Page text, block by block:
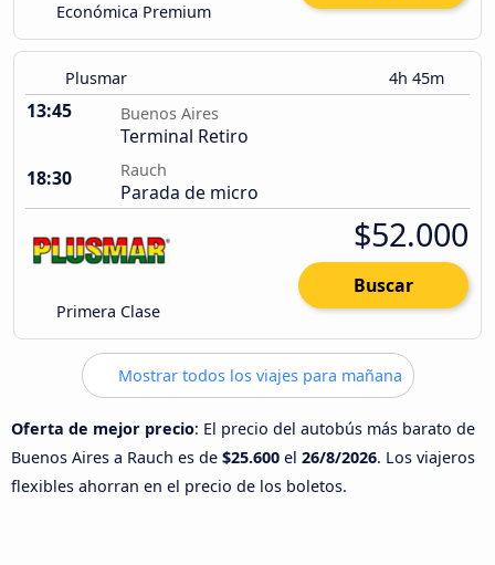
Económica Premium
Plusmar 4h 45m
13:45 Buenos Aires
Terminal Retiro
18:30
Rauch
Parada de micro
Primera Clase
$52.000
Buscar
Mostrar todos los viajes para mañana
Oferta de mejor precio: El precio del autobús más barato de
Buenos Aires a Rauch es de $25.600 el 26/8/2026. Los viajeros
flexibles ahorran en el precio de los boletos.